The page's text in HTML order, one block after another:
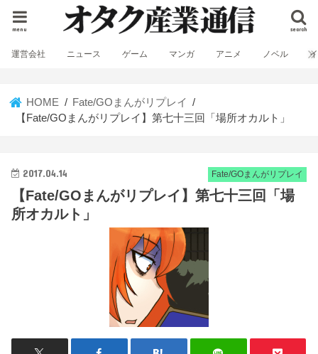
search
menu
運営会社 ニュース ゲーム マンガ アニメ ノベル
HOME
Fate/GOまんがリプレイ
【Fate/GOまんがリプレイ】第七十三回「場所オカルト」
Fate/GOまんがリプレイ
2017.04.14
【Fate/GOまんがリプレイ】第七十三回「場
所オカルト」